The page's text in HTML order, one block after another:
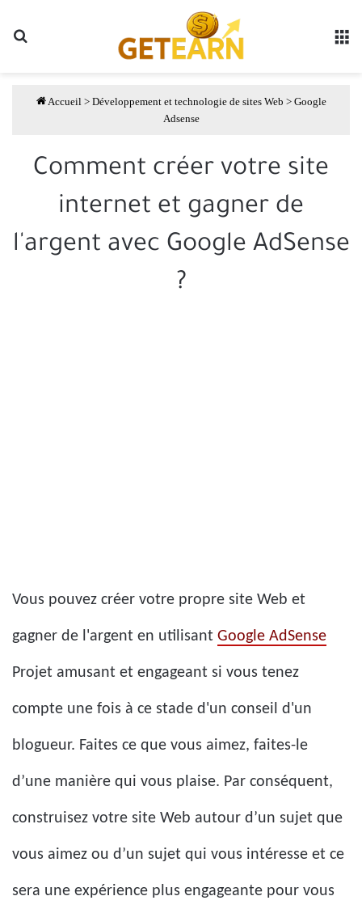
Accueil > Développement et technologie de sites Web > Google
Adsense
Comment créer votre site
internet et gagner de
l'argent avec Google AdSense
?
Vous pouvez créer votre propre site Web et
gagner de l'argent en utilisant Google AdSense
Projet amusant et engageant si vous tenez
compte une fois à ce stade d'un conseil d'un
blogueur. Faites ce que vous aimez, faites-le
d’une manière qui vous plaise. Par conséquent,
construisez votre site Web autour d’un sujet que
vous aimez ou d’un sujet qui vous intéresse et ce
sera une expérience plus engageante pour vous